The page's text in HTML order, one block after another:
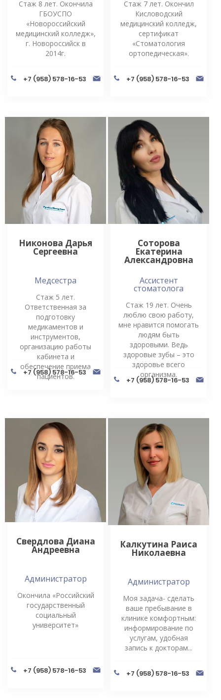
Стаж 8 лет. Окончила
ГБОУСПО
«Новороссийский
медицинский колледж»,
г. Новороссийск в
2014г.
+7 (958) 578-16-53
Стаж 7 лет. Окончил
Кисловодский
медицинский колледж,
сертификат
«Стоматология
ортопедическая».
+7 (958) 578-16-53
Никонова Дарья
Сергеевна
Медсестра
Стаж 5 лет.
Ответственная за
подготовку
медикаментов и
инструментов,
организацию работы
кабинета и
обеспечение приема
пациентов.
+7 (958) 578-16-53
Соторова
Екатерина
Александровна
Ассистент
стоматолога
Стаж 19 лет. Очень
люблю свою работу,
мне нравится помогать
людям быть
здоровыми. Ведь
здоровые зубы – это
здоровье всего
организма.
+7 (958) 578-16-53
Свердлова Диана
Андреевна
Администратор
Окончила «Российский
государственный
социальный
университет»
+7 (958) 578-16-53
Калкутина Раиса
Николаевна
Администратор
Моя задача- сделать
ваше пребывание в
клинике комфортным:
информирование по
услугам, удобная
запись к докторам...
+7 (958) 578-16-53